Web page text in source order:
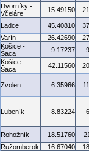
Dvorníky -
Včeláre
15.49150
Ladce 45.40810
Varín 26.42690
Košice -
Šaca
9.17237
Košice -
Šaca
42.11560
Zvolen 6.35966
Lubeník 8.83224
Rohožník 18.51760
Ružomberok 16.67040